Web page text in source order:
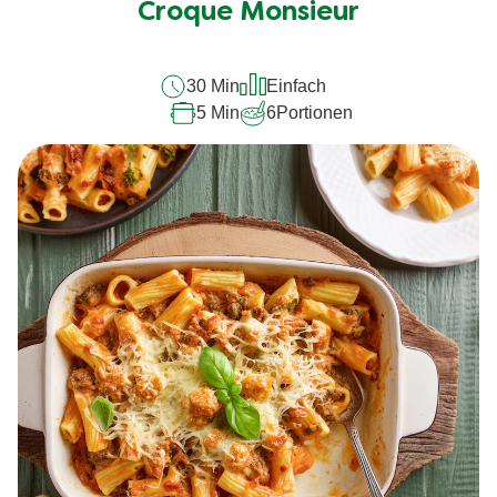
für
abgegeben
Croque Monsieur
30 Min
Einfach
5 Min
6Portionen